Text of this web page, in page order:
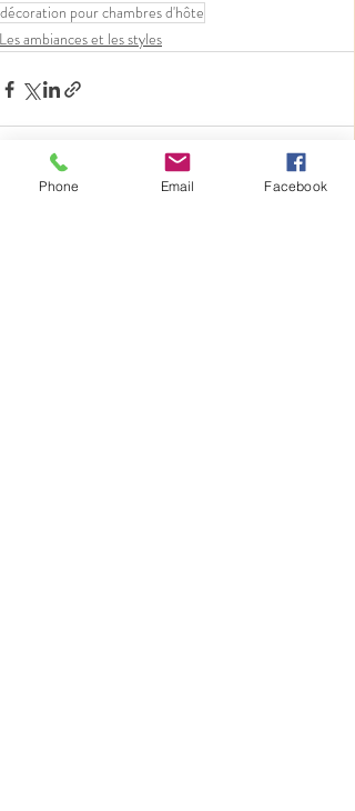
décoration pour chambres d'hôte
Les ambiances et les styles
Phone Email Facebook